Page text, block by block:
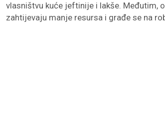
vlasništvu kuće jeftinije i lakše. Međutim,
zahtijevaju manje resursa i građe se na